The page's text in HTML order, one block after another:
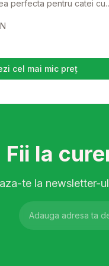
perfecta pentru catei cu
ca ai un catel mic sau
sanatatea lor.
cel mai mic preț
(se deschide într-
Fii la
te la newsletter-